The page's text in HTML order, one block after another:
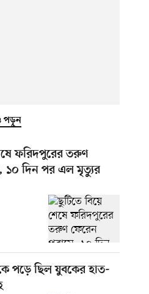
পড়ুন
ফরিদপুরের তরুণ
১০ দিন পর এল মৃত্যুর
পড়ে ছিল যুবকের হাত-